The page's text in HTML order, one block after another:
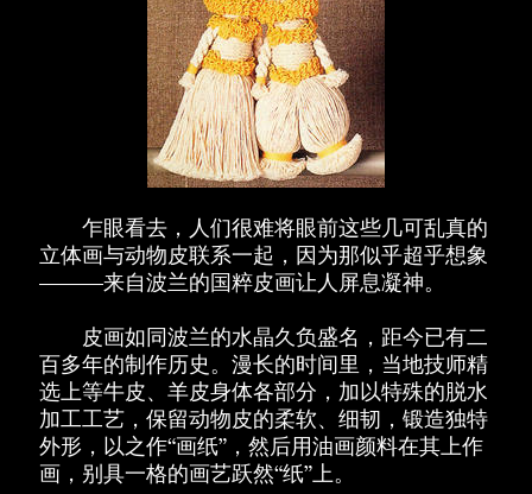
乍眼看去，人们很难将眼前这些几可乱真的
立体画与动物皮联系一起，因为那似乎超乎想象
———来自波兰的国粹皮画让人屏息凝神。
皮画如同波兰的水晶久负盛名，距今已有二
百多年的制作历史。漫长的时间里，当地技师精
选上等牛皮、羊皮身体各部分，加以特殊的脱水
加工工艺，保留动物皮的柔软、细韧，锻造独特
外形，以之作“画纸”，然后用油画颜料在其上作
画，别具一格的画艺跃然“纸”上。